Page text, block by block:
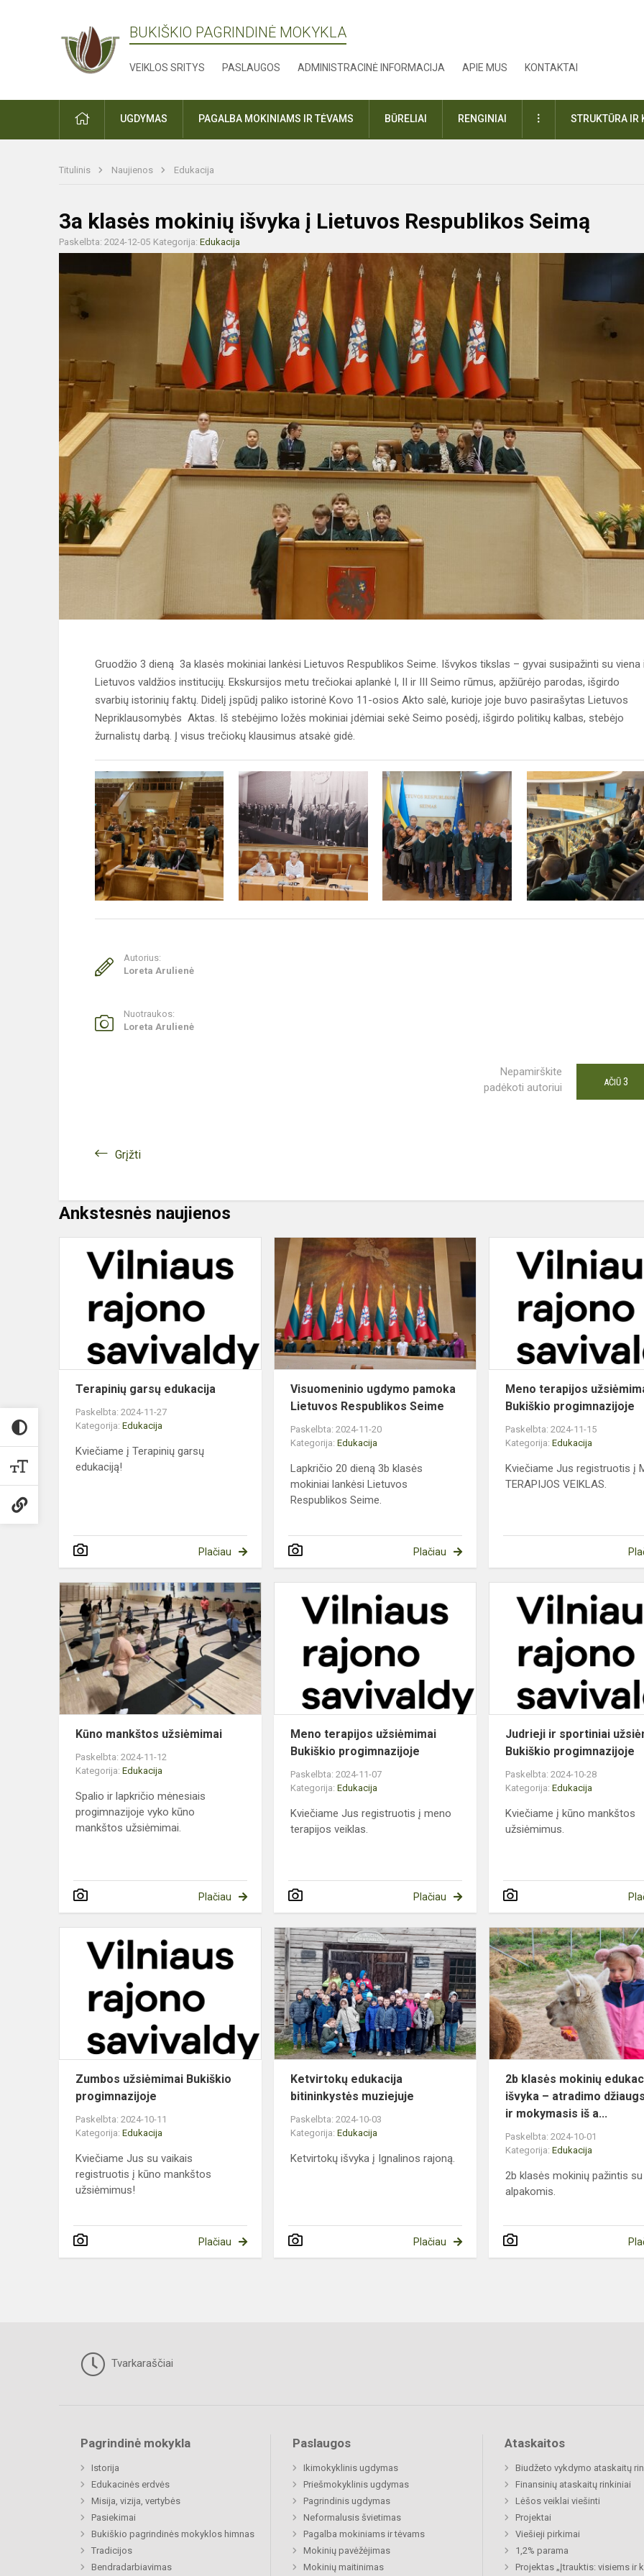
BUKIŠKIO PAGRINDINĖ MOKYKLA
VEIKLOS SRITYS PASLAUGOS ADMINISTRACINĖ INFORMACIJA APIE MUS KONTAKTAI
PRADŽIAUGDYMAS PAGALBA MOKINIAMS IR TĖVAMS BŪRELIAI RENGINIAI DAUGIAUSTRUKTŪRA IR
Titulinis Naujienos Edukacija
3a klasės mokinių išvyka į Lietuvos Respublikos Seimą
Paskelbta: 2024-12-05 Kategorija: Edukacija
Gruodžio 3 dieną 3a klasės mokiniai lankėsi Lietuvos Respublikos Seime. Išvykos tikslas – gyvai susipažinti su viena
Lietuvos valdžios institucijų. Ekskursijos metu trečiokai aplankė I, II ir III Seimo rūmus, apžiūrėjo parodas, išgirdo
svarbių istorinių faktų. Didelį įspūdį paliko istorinė Kovo 11-osios Akto salė, kurioje joje buvo pasirašytas Lietuvos
Nepriklausomybės Aktas. Iš stebėjimo ložės mokiniai įdėmiai sekė Seimo posėdį, išgirdo politikų kalbas, stebėjo
žurnalistų darbą. Į visus trečiokų klausimus atsakė gidė.
Autorius:
Loreta Arulienė
Nuotraukos:
Loreta Arulienė
Nepamirškite
padėkoti autoriui
AČIŪ 3
Grįžti
Ankstesnės naujienos
Terapinių
garsų
edukacija
Terapinių garsų edukacija
Paskelbta: 2024-11-27
Kategorija: Edukacija
Kviečiame į Terapinių garsų
edukaciją!
Plačiau
ugdymo
Lietuvos
Respublikos
Seime
Visuomeninio ugdymo pamoka
Lietuvos Respublikos Seime
Paskelbta: 2024-11-20
Kategorija:Edukacija
Lapkričio 20 dieną 3b klasės
mokiniai lankėsi Lietuvos
Respublikos Seime.
Plačiau
Meno terapijos
Bukiškio progimnazijoje
Paskelbta: 2024-11-15
Kategorija:Edukacija
Kviečiame Jus registruotis į
TERAPIJOS VEIKLAS.
mankštos
užsiėmimai
Kūno mankštos užsiėmimai
Paskelbta: 2024-11-12
Kategorija: Edukacija
Spalio ir lapkričio mėnesiais
progimnazijoje vyko kūno
mankštos užsiėmimai.
Plačiau
terapijos
užsiėmimai
progimnazijoje
Meno terapijos užsiėmimai
Bukiškio progimnazijoje
Paskelbta: 2024-11-07
Kategorija:Edukacija
Kviečiame Jus registruotis į meno
terapijos veiklas.
Plačiau
Judrieji ir sportiniai
Bukiškio progimnazijoje
Paskelbta: 2024-10-28
Kategorija:Edukacija
Kviečiame į kūno mankštos
užsiėmimus.
Zumbos
užsiėmimai
Bukiškio
progimnazijoje
Zumbos užsiėmimai Bukiškio
progimnazijoje
Paskelbta: 2024-10-11
Kategorija: Edukacija
Kviečiame Jus su vaikais
registruotis į kūno mankštos
užsiėmimus!
Plačiau
Ketvirtokų
edukacija
bitininkystės
muziejuje
Ketvirtokų edukacija
bitininkystės muziejuje
Paskelbta: 2024-10-03
Kategorija:Edukacija
Ketvirtokų išvyka į Ignalinos rajoną.
Plačiau
2b klasės mokinių
išvyka – atradimo
ir mokymasis iš a...
Paskelbta: 2024-10-01
Kategorija:Edukacija
2b klasės mokinių pažintis su
alpakomis.
Tvarkaraščiai
Pagrindinė mokykla
Istorija
Edukacinės erdvės
Misija, vizija, vertybės
Pasiekimai
Bukiškio pagrindinės mokyklos himnas
Tradicijos
Bendradarbiavimas
Paslaugos
Ikimokyklinis ugdymas
Priešmokyklinis ugdymas
Pagrindinis ugdymas
Neformalusis švietimas
Pagalba mokiniams ir tėvams
Mokinių pavėžėjimas
Mokinių maitinimas
Ataskaitos
Biudžeto vykdymo ataskaitų
Finansinių ataskaitų rinkiniai
Lėšos veiklai viešinti
Projektai
Viešieji pirkimai
1,2% parama
Projektas „Įtrauktis: visiems ir